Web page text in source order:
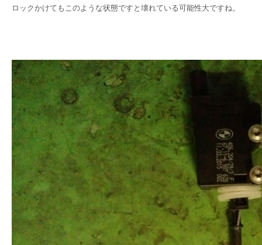
ロックかけてもこのような状態ですと壊れている可能性大ですね。